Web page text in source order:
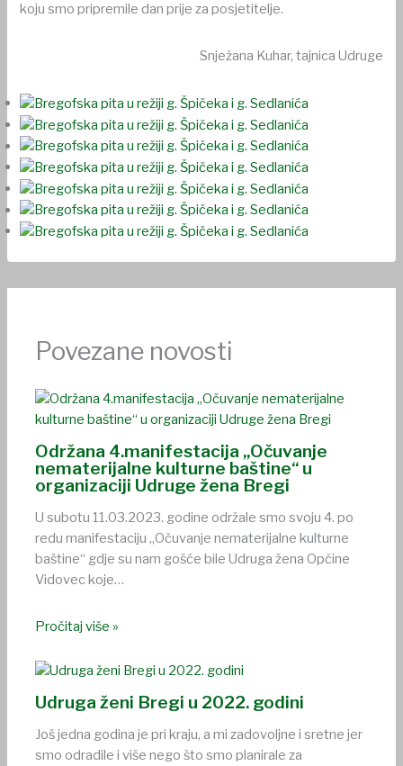
koju smo pripremile dan prije za posjetitelje.
Snježana Kuhar, tajnica Udruge
Povezane novosti
Održana 4.manifestacija „Očuvanje
nematerijalne kulturne baštine“ u
organizaciji Udruge žena Bregi
U subotu 11.03.2023. godine održale smo svoju 4. po
redu manifestaciju „Očuvanje nematerijalne kulturne
baštine“ gdje su nam gošće bile Udruga žena Općine
Vidovec koje…
Pročitaj više »
Udruga ženi Bregi u 2022. godini
Još jedna godina je pri kraju, a mi zadovoljne i sretne jer
smo odradile i više nego što smo planirale za